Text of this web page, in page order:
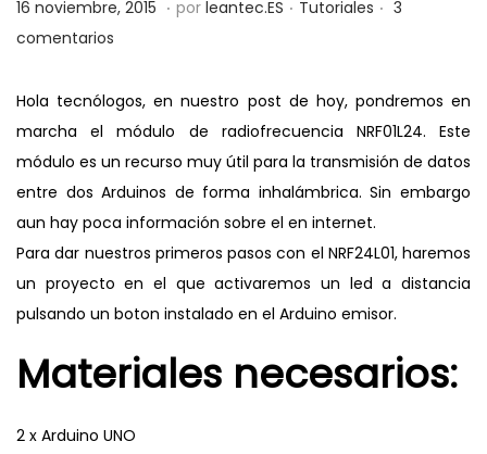
a
ó
n
i
P
u
l
i
c
a
d
o
e
l
16 noviembre, 2015 2
a
y
o
,
2
0
1
9
por leantec.ES
P
l
i
c
a
d
o
e
n
Tutoriales
3
comentarios
Hola tecnólogos, en nuestro post de hoy, pondremos en
marcha el módulo de radiofrecuencia NRF01L24. Este
módulo es un recurso muy útil para la transmisión de datos
entre dos Arduinos de forma inhalámbrica. Sin embargo
aun hay poca información sobre el en internet.
Para dar nuestros primeros pasos con el NRF24L01, haremos
un proyecto en el que activaremos un led a distancia
pulsando un boton instalado en el Arduino emisor.
Materiales necesarios:
2 x Arduino UNO